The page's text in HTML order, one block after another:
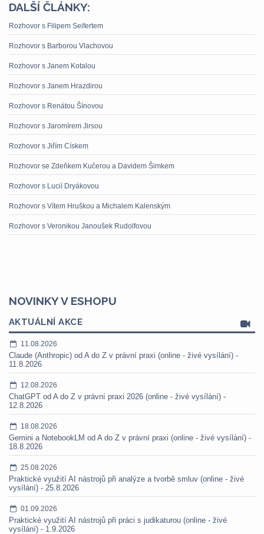
DALŠÍ ČLÁNKY:
Rozhovor s Filipem Seifertem
Rozhovor s Barborou Vlachovou
Rozhovor s Janem Kotalou
Rozhovor s Janem Hrazdirou
Rozhovor s Renátou Šínovou
Rozhovor s Jaromírem Jirsou
Rozhovor s Jiřím Cískem
Rozhovor se Zdeňkem Kučerou a Davidem Šimkem
Rozhovor s Lucií Dryákovou
Rozhovor s Vítem Hruškou a Michalem Kalenským
Rozhovor s Veronikou Janoušek Rudolfovou
NOVINKY V ESHOPU
AKTUÁLNÍ AKCE
11.08.2026
Claude (Anthropic) od A do Z v právní praxi (online - živé vysílání) -
11.8.2026
12.08.2026
ChatGPT od A do Z v právní praxi 2026 (online - živé vysílání) -
12.8.2026
18.08.2026
Gemini a NotebookLM od A do Z v právní praxi (online - živé vysílání) -
18.8.2026
25.08.2026
Praktické využití AI nástrojů při analýze a tvorbě smluv (online - živé
vysílání) - 25.8.2026
01.09.2026
Praktické využití AI nástrojů při práci s judikaturou (online - živé
vysílání) - 1.9.2026